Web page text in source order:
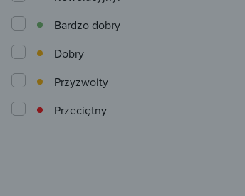
Przeciętny
Przyzwoity
Dobry
Bardzo dobry